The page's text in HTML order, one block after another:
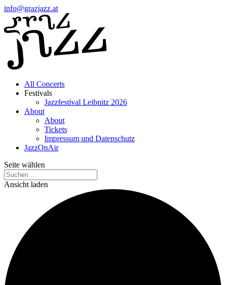
info@grazjazz.at
All Concerts
Festivals
Jazzfestival Leibnitz 2026
About
About
Tickets
Impressum und Datenschutz
JazzOnAir
Seite wählen
Ansicht laden